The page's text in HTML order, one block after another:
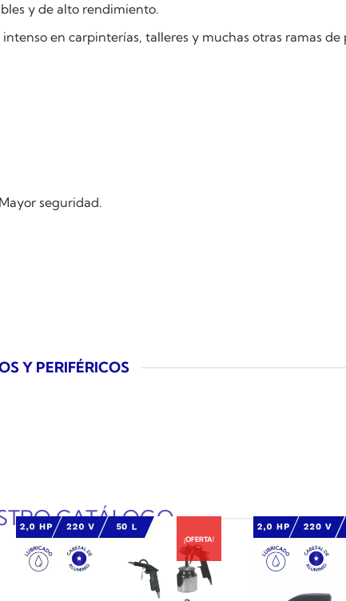
y de alto rendimiento.
en carpinterías, talleres y muchas otras ramas de
seguridad.
Y PERIFÉRICOS
CATÁLOGO
¡OFERTA!